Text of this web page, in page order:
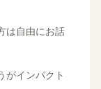
は自由にお話
がインパクト